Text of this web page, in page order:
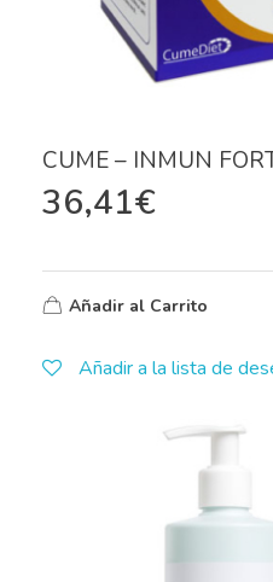
CUME – INMUN
36,41€
Añadir al Carrito
Añadir a la lista de